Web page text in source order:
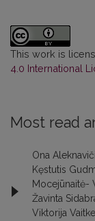
This work is
4.0 International
Most read
Ona
Kęstutis
Mocejūnaitė-
Žavinta
Viktorija